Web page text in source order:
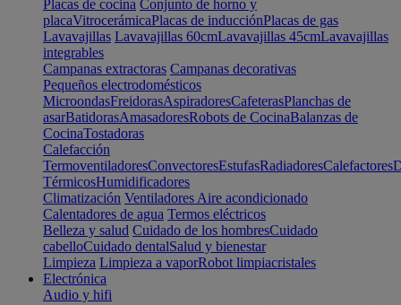
Placas de cocina Conjunto de horno y
placaVitrocerámicaPlacas de inducciónPlacas de gas
Lavavajillas Lavavajillas 60cmLavavajillas 45cmLavavajillas
integrables
Campanas extractoras Campanas decorativas
Pequeños electrodomésticos
MicroondasFreidorasAspiradoresCafeterasPlanchas de
asarBatidorasAmasadoresRobots de CocinaBalanzas de
CocinaTostadoras
Calefacción
TermoventiladoresConvectoresEstufasRadiadoresCalefactores
TérmicosHumidificadores
Climatización Ventiladores Aire acondicionado
Calentadores de agua Termos eléctricos
Belleza y salud Cuidado de los hombresCuidado
cabelloCuidado dentalSalud y bienestar
Limpieza Limpieza a vaporRobot limpiacristales
Electrónica
Audio y hifi